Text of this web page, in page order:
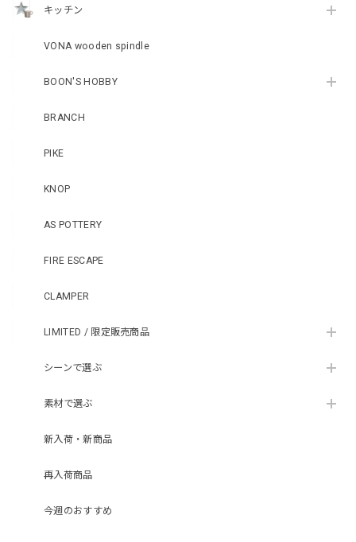
キッチン
VONA wooden spindle
BOON'S HOBBY
BRANCH
PIKE
KNOP
AS POTTERY
FIRE ESCAPE
CLAMPER
LIMITED / 限定販売商品
シーンで選ぶ
素材で選ぶ
新入荷・新商品
再入荷商品
今週のおすすめ